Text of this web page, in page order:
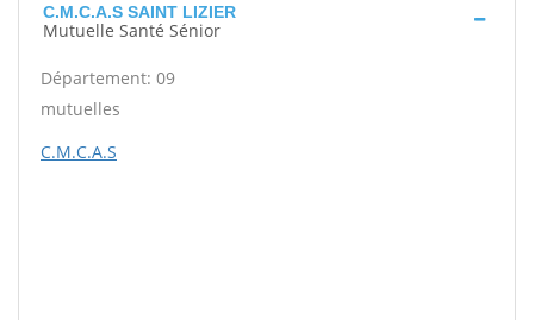
C.M.C.A.S SAINT LIZIER
Mutuelle Santé Sénior
Département: 09
mutuelles
C.M.C.A.S